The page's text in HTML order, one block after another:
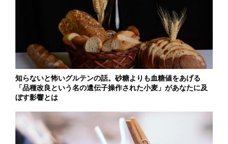
知らないと怖いグルテンの話。砂糖よりも血糖値をあげる
「品種改良という名の遺伝子操作された小麦」があなたに及
ぼす影響とは